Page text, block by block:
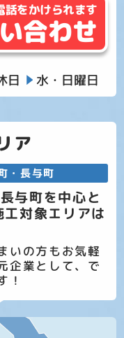
話をかけられます
合わせ
日 水・日曜日
ア
・長与町
与町を中心と
対象エリアは
いの方もお気軽
企業として、で
！